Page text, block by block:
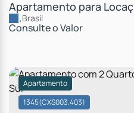
Apartamento para
Consulte o Valor
,Brasil
1345(CXS003.403)
Apartamento